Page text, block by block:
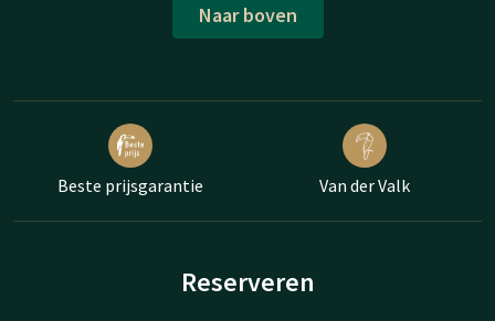
Naar boven
Beste prijsgarantie Van der Valk
Reserveren